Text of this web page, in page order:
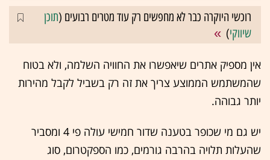
רוכשי היוקרה כבר לא מחפשים רק עוד מטרים רבועים (תוכן
שיווקי)
אין מספיק אתרים שיאפשרו את החוויה השלמה, ולא בטוח
שהמשתמש הממוצע צריך את זה רק בשביל לקבל מהירות
יותר גבוהה.
יש גם מי שכופר בטענה שדור חמישי עולה פי 4 ומסביר
שהעלות תלויה בהרבה גורמים, כמו הספקטרום, סוג